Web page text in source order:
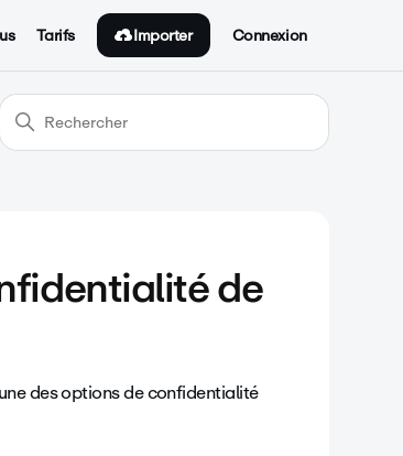
Tarifs Importer Connexion
de
des options de confidentialité